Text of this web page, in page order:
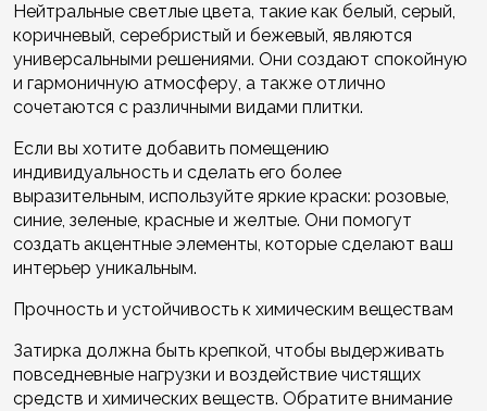
Нейтральные светлые цвета, такие как белый, серый,
коричневый, серебристый и бежевый, являются
универсальными решениями. Они создают спокойную
и гармоничную атмосферу, а также отлично
сочетаются с различными видами плитки.
Если вы хотите добавить помещению
индивидуальность и сделать его более
выразительным, используйте яркие краски: розовые,
синие, зеленые, красные и желтые. Они помогут
создать акцентные элементы, которые сделают ваш
интерьер уникальным.
Прочность и устойчивость к химическим веществам
Затирка должна быть крепкой, чтобы выдерживать
повседневные нагрузки и воздействие чистящих
средств и химических веществ. Обратите внимание